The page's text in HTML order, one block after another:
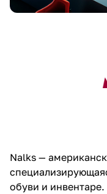
Nalks —
обуви и